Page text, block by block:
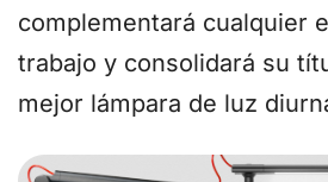
complementará cualquier
trabajo y consolidará su
mejor lámpara de luz